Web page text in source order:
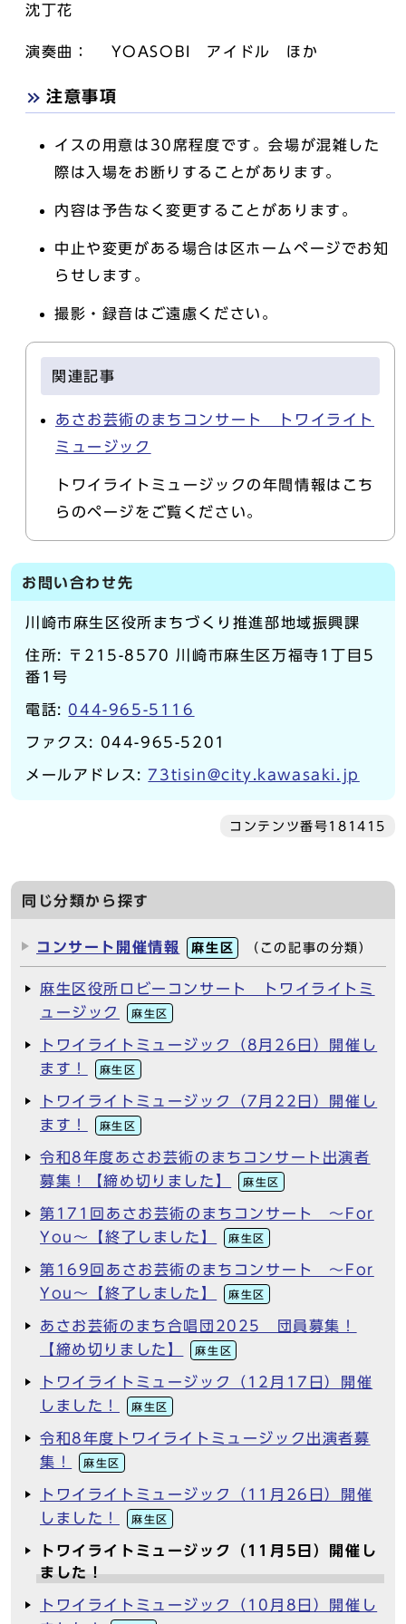
沈丁花
演奏曲： YOASOBI アイドル ほか
注意事項
イスの用意は30席程度です。会場が混雑した
際は入場をお断りすることがあります。
内容は予告なく変更することがあります。
中止や変更がある場合は区ホームページでお知
らせします。
撮影・録音はご遠慮ください。
関連記事
あさお芸術のまちコンサート トワイライト
ミュージック
トワイライトミュージックの年間情報はこち
らのページをご覧ください。
お問い合わせ先
川崎市麻生区役所まちづくり推進部地域振興課
住所: 〒215-8570 川崎市麻生区万福寺1丁目5
番1号
電話: 044-965-5116
ファクス: 044-965-5201
メールアドレス:73tisin@city.kawasaki.jp
コンテンツ番号181415
同じ分類から探す
コンサート開催情報 麻生区 （この記事の分類）
麻生区役所ロビーコンサート トワイライトミ
ュージック
麻生区
トワイライトミュージック（8月26日）開催し
ます！
麻生区
トワイライトミュージック（7月22日）開催し
ます！
麻生区
令和8年度あさお芸術のまちコンサート出演者
募集！【締め切りました】
麻生区
第171回あさお芸術のまちコンサート ～For
You～【終了しました】
麻生区
第169回あさお芸術のまちコンサート ～For
You～【終了しました】
麻生区
あさお芸術のまち合唱団2025 団員募集！
【締め切りました】
麻生区
トワイライトミュージック（12月17日）開催
しました！
麻生区
令和8年度トワイライトミュージック出演者募
集！
麻生区
トワイライトミュージック（11月26日）開催
しました！
麻生区
トワイライトミュージック（11月5日）開催し
ました！
トワイライトミュージック（10月8日）開催し